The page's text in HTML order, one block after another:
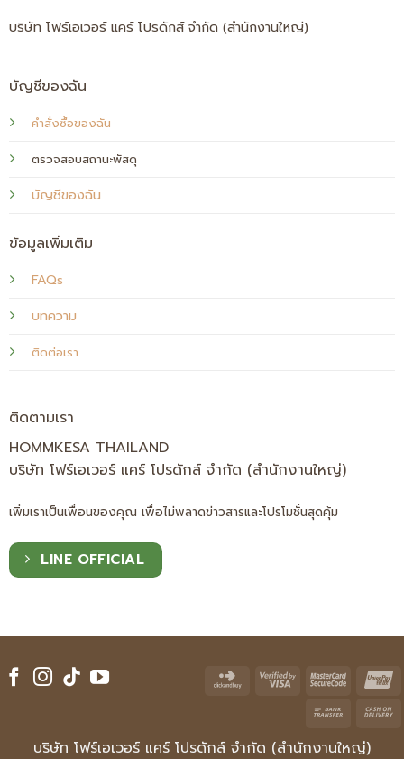
บริษัท โฟร์เอเวอร์ แคร์ โปรดักส์ จำกัด (สำนักงานใหญ่)
บัญชีของฉัน
คำสั่งซื้อของฉัน
ตรวจสอบสถานะพัสดุ
บัญชีของฉัน
ข้อมูลเพิ่มเติม
FAQs
บทความ
ติดต่อเรา
ติดตามเรา
HOMMKESA THAILAND
บริษัท โฟร์เอเวอร์ แคร์ โปรดักส์ จำกัด (สำนักงานใหญ่)
เพิ่มเราเป็นเพื่อนของคุณ เพื่อไม่พลาดข่าวสารและโปรโมชั่นสุดคุ้ม
LINE OFFICIAL
บริษัท โฟร์เอเวอร์ แคร์ โปรดักส์ จำกัด (สำนักงานใหญ่)
Click
Visa
Bank